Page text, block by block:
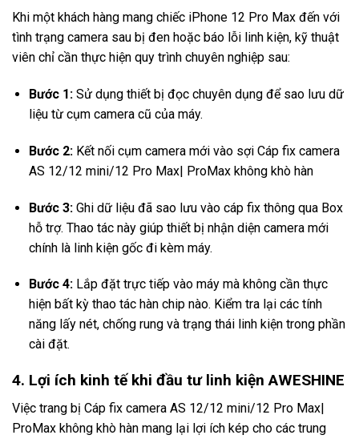
Khi một khách hàng mang chiếc iPhone 12 Pro Max đến với
tình trạng camera sau bị đen hoặc báo lỗi linh kiện, kỹ thuật
viên chỉ cần thực hiện quy trình chuyên nghiệp sau:
Bước 1:Sử dụng thiết bị đọc chuyên dụng để sao lưu dữ
liệu từ cụm camera cũ của máy.
Bước 2:Kết nối cụm camera mới vào sợi Cáp fix camera
AS 12/12 mini/12 Pro Max| ProMax không khò hàn
Bước 3:Ghi dữ liệu đã sao lưu vào cáp fix thông qua Box
hỗ trợ. Thao tác này giúp thiết bị nhận diện camera mới
chính là linh kiện gốc đi kèm máy.
Bước 4:Lắp đặt trực tiếp vào máy mà không cần thực
hiện bất kỳ thao tác hàn chip nào. Kiểm tra lại các tính
năng lấy nét, chống rung và trạng thái linh kiện trong phần
cài đặt.
4. Lợi ích kinh tế khi đầu tư linh kiện AWESHINE
Việc trang bị Cáp fix camera AS 12/12 mini/12 Pro Max|
ProMax không khò hàn mang lại lợi ích kép cho các trung